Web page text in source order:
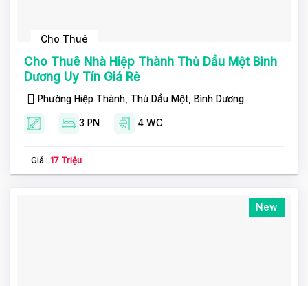
Cho Thuê
Cho Thuê Nhà Hiệp Thành Thủ Dầu Một Bình
Dương Uy Tín Giá Rẻ
Phường Hiệp Thành, Thủ Dầu Một, Bình Dương
3 PN 4 WC
Giá : 17 Triệu
New